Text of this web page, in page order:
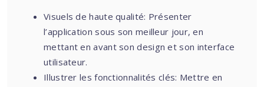
Visuels de haute qualité: Présenter
l’application sous son meilleur jour, en
mettant en avant son design et son interface
utilisateur.
Illustrer les fonctionnalités clés: Mettre en